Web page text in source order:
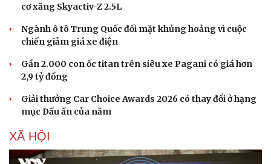
cơ xăng Skyactiv-Z 2.5L
Ngành ô tô Trung Quốc đối mặt khủng hoảng vì cuộc
chiến giảm giá xe điện
Gần 2.000 con ốc titan trên siêu xe Pagani có giá hơn
2,9 tỷ đồng
Giải thưởng Car Choice Awards 2026 có thay đổi ở hạng
mục Dấu ấn của năm
XÃ HỘI